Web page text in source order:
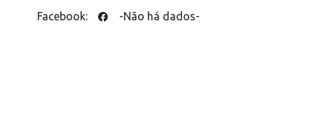
Facebook: -Não há dados-